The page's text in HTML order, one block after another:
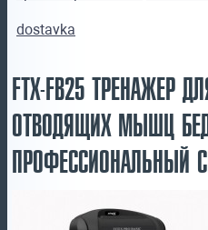
dostavka
FTX-FB25 ТРЕНАЖЕР
ОТВОДЯЩИХ МЫШЦ
ПРОФЕССИОНАЛЬНЫЙ